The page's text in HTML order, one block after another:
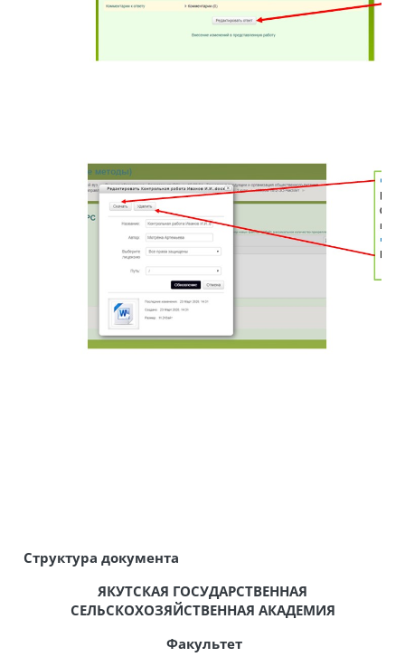
Структура документа
ЯКУТСКАЯ ГОСУДАРСТВЕННАЯ
СЕЛЬСКОХОЗЯЙСТВЕННАЯ АКАДЕМИЯ
Факультет